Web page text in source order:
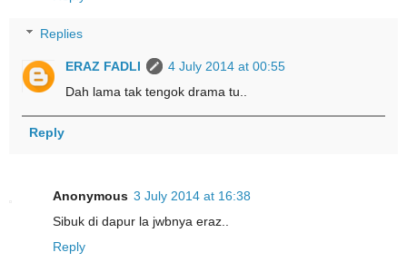
Replies
ERAZ FADLI
4 July 2014 at 00:55
Dah lama tak tengok drama tu..
Reply
Anonymous 3 July 2014 at 16:38
Sibuk di dapur la jwbnya eraz..
Reply